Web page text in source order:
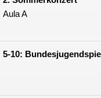
Aula A
5-10: